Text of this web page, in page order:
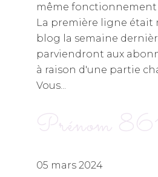
même fonctionnement
La première ligne était
blog la semaine
parviendront aux
à raison d'une partie
Vous...
Prénom
05 mars 2024